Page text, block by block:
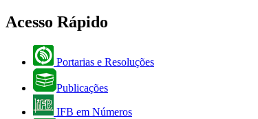
Acesso Rápido
Portarias e Resoluções
Publicações
IFB em Números